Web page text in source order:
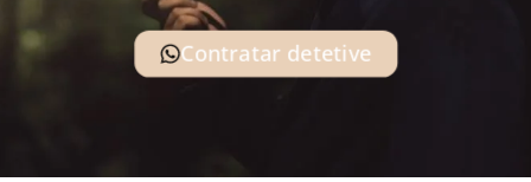
Contratar detetive